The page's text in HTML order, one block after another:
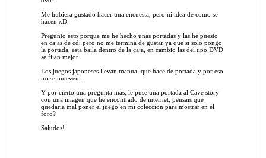
Me hubiera gustado hacer una encuesta, pero ni idea de como se
hacen xD.
Pregunto esto porque me he hecho unas portadas y las he puesto
en cajas de cd, pero no me termina de gustar ya que si solo pongo
la portada, esta baila dentro de la caja, en cambio las del tipo DVD
se fijan mejor.
Los juegos japoneses llevan manual que hace de portada y por eso
no se mueven...
Y por cierto una pregunta mas, le puse una portada al Cave story
con una imagen que he encontrado de internet, pensais que
quedaria mal poner el juego en mi coleccion para mostrar en el
foro?
Saludos!